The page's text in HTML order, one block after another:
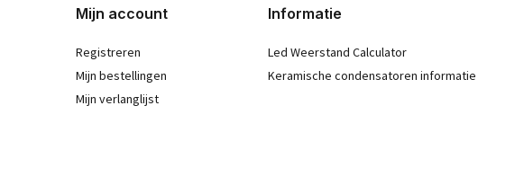
Mijn account
Registreren
Mijn bestellingen
Mijn verlanglijst
Informatie
Led Weerstand Calculator
Keramische condensatoren informatie